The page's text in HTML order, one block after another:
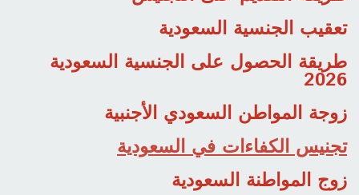
تعقيب الجنسية السعودية
طريقة الحصول على الجنسية السعودية
2026
زوجة المواطن السعودي الأجنبية
تجنيس الكفاءات في السعودية
زوج المواطنة السعودية